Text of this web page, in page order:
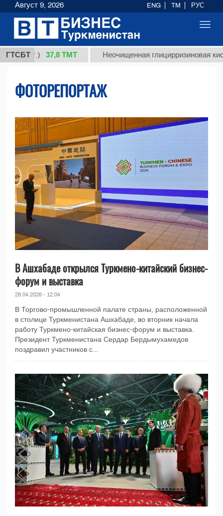
ГТСБТ
37,8 ТМТ Неочищенная глицирризиновая кислота
ФОТОРЕПОРТАЖ
В Ашхабаде открылся Туркмено-китайский бизнес-
форум и выставка
28.04.2026 - 12:04
В Торгово-промышленной палате страны, расположенной
в столице Туркменистана Ашхабаде, во вторник начала
работу Туркмено-китайская бизнес-форум и выставка.
Президент Туркменистана Сердар Бердымухамедов
поздравил участников с...
Август 9, 2026 ENG TM РУС